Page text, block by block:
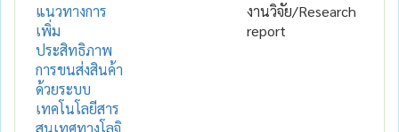
แนวทางการ
เพิ่ม
ประสิทธิภาพ
การขนส่งสินค้า
ด้วยระบบ
เทคโนโลยีสาร
สนเทศทางโลจิ
งานวิจัย/Research
report